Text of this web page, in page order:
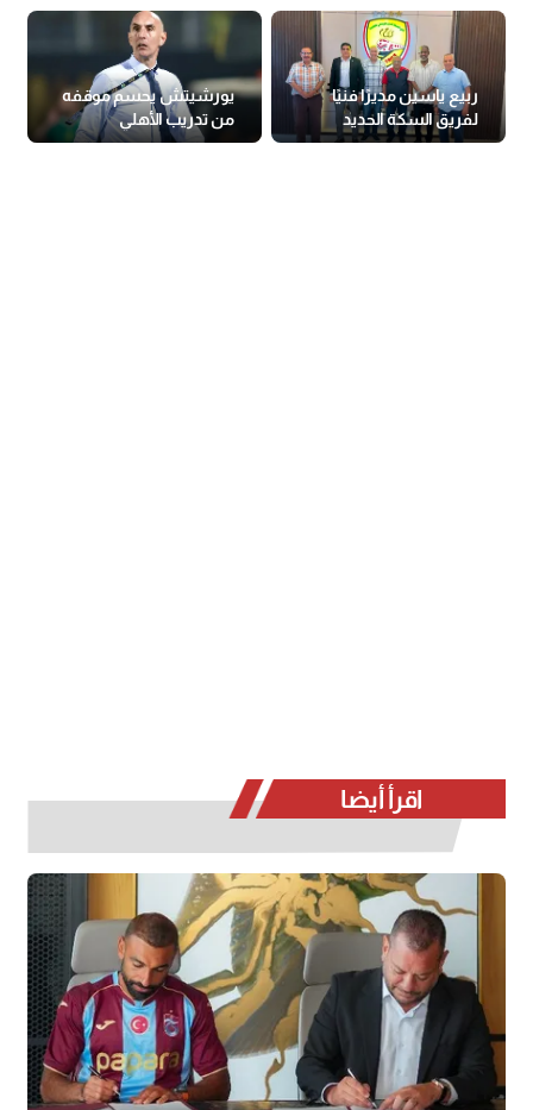
ربيع ياسين مديرًا فنيًا
لفريق السكة الحديد
يورشيتش يحسم موقفه
من تدريب الأهلي
اقرأ أيضا